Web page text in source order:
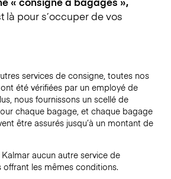
là pour s’occuper de vos
services de consigne,toutes nos
été vérifiées par un employé de
nous fournissons un scellé de
chaque bagage, et chaque bagage
être assurés jusqu’à un montant de
Kalmaraucun autre service de
les mêmes conditions.